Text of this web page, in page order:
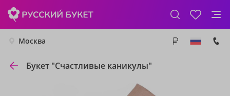
Москва
Букет "Счастливые каникулы"